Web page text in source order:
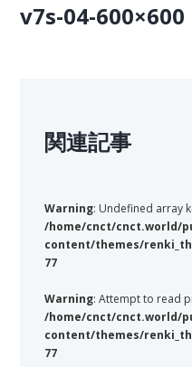
v7s-04-600×600
関連記事
Warning: Undefined array
/home/cnct/cnct.world/
content/themes/
77
Warning: Attempt to read
/home/cnct/cnct.world/
content/themes/
77